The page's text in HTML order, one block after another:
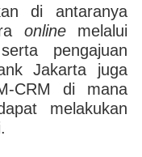
di antaranya
onlinemelalui
pengajuan
Jakarta juga
CRM di mana
melakukan